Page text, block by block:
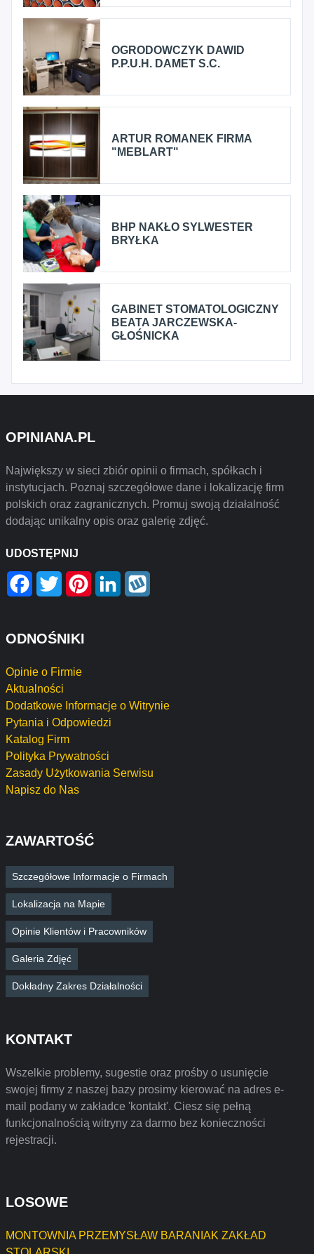
OGRODOWCZYK DAWID
P.P.U.H. DAMET S.C.
ARTUR ROMANEK FIRMA
"MEBLART"
BHP NAKŁO SYLWESTER
BRYŁKA
GABINET STOMATOLOGICZNY
BEATA JARCZEWSKA-
GŁOŚNICKA
OPINIANA.PL
Największy w sieci zbiór opinii o firmach, spółkach i
instytucjach. Poznaj szczegółowe dane i lokalizację firm
polskich oraz zagranicznych. Promuj swoją działalność
dodając unikalny opis oraz galerię zdjęć.
UDOSTĘPNIJ
Facebook
Twitter PinterestLinkedIn
ODNOŚNIKI
Opinie o Firmie
Aktualności
Dodatkowe Informacje o Witrynie
Pytania i Odpowiedzi
Katalog Firm
Polityka Prywatności
Zasady Użytkowania Serwisu
Napisz do Nas
ZAWARTOŚĆ
Szczegółowe Informacje o Firmach
Lokalizacja na Mapie
Opinie Klientów i Pracowników
Galeria Zdjęć
Dokładny Zakres Działalności
KONTAKT
Wszelkie problemy, sugestie oraz prośby o usunięcie
swojej firmy z naszej bazy prosimy kierować na adres e-
mail podany w zakładce 'kontakt'. Ciesz się pełną
funkcjonalnością witryny za darmo bez konieczności
rejestracji.
LOSOWE
MONTOWNIA PRZEMYSŁAW BARANIAK ZAKŁAD